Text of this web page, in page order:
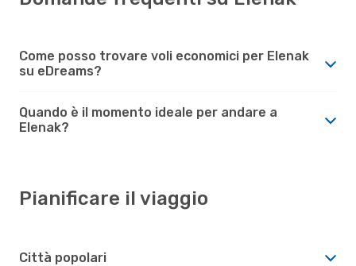
Come posso trovare voli economici per Elenak
su eDreams?
Quando è il momento ideale per andare a
Elenak?
Pianificare il viaggio
Città popolari